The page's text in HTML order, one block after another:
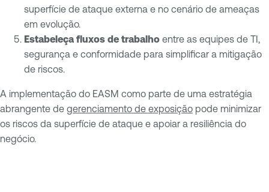
superfície de ataque externa e no cenário de ameaças
em evolução.
Estabeleça fluxos de trabalho entre as equipes de TI,
segurança e conformidade para simplificar a mitigação
de riscos.
A implementação do EASM como parte de uma estratégia
abrangente de gerenciamento de exposição pode minimizar
os riscos da superfície de ataque e apoiar a resiliência do
negócio.